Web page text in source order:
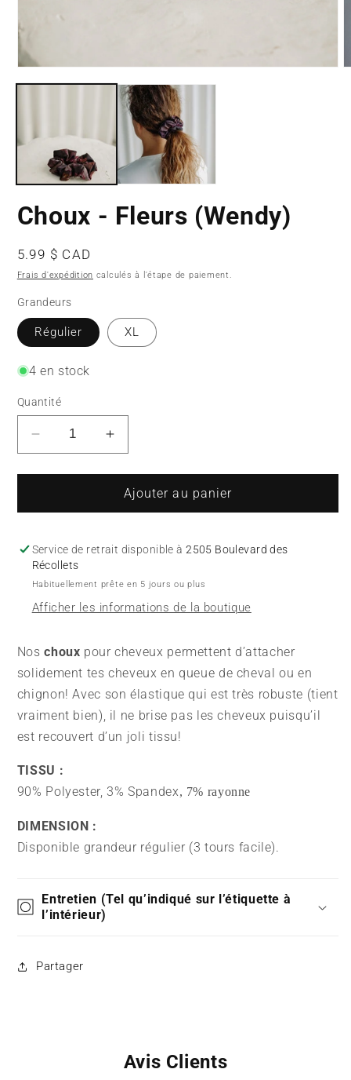
Choux - Fleurs (Wendy)
Prix
habituel
5.99 $ CAD
Frais d'expédition calculés à l'étape de paiement.
Grandeurs
Régulier XL
4 en stock
Quantité
Réduire
la
quantité
Choux
Fleurs
(Wendy)
Augmenter
la
quantité
de
Choux
Fleurs
Ajouter au panier
Service de retrait disponible à2505 Boulevard des
Récollets
Habituellement prête en 5 jours ou plus
Afficher les informations de la boutique
Noschoux pour cheveux permettent d’attacher
solidement tes cheveux en queue de cheval ou en
chignon! Avec son élastique qui est très robuste (tient
vraiment bien), il ne brise pas les cheveux puisqu’il
est recouvert d’un joli tissu!
TISSU :
90% Polyester, 3% Spandex, 7% rayonne
DIMENSION :
Disponible grandeur régulier (3 tours facile).
Entretien (Tel qu’indiqué sur l’étiquette à
l’intérieur)
Partager
Avis Clients